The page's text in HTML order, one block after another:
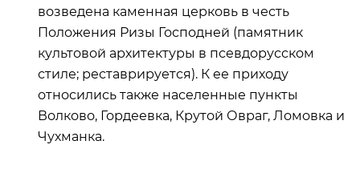
возведена каменная церковь в честь
Положения Ризы Господней (памятник
культовой архитектуры в псевдорусском
стиле; реставрируется). К ее приходу
относились также населенные пункты
Волково, Гордеевка, Крутой Овраг, Ломовка и
Чухманка.